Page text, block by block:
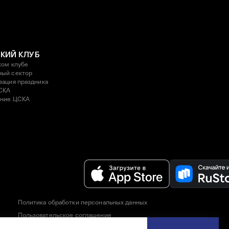
КЛУБ
клубе
сектор
праздника
ЦСКА
Политика обработки персональных данных
Пользовательское соглашение